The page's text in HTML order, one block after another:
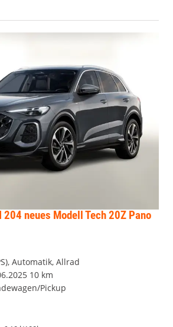
204 neues Modell Tech 20Z Pano
Automatik, Allrad
10 km
Pickup